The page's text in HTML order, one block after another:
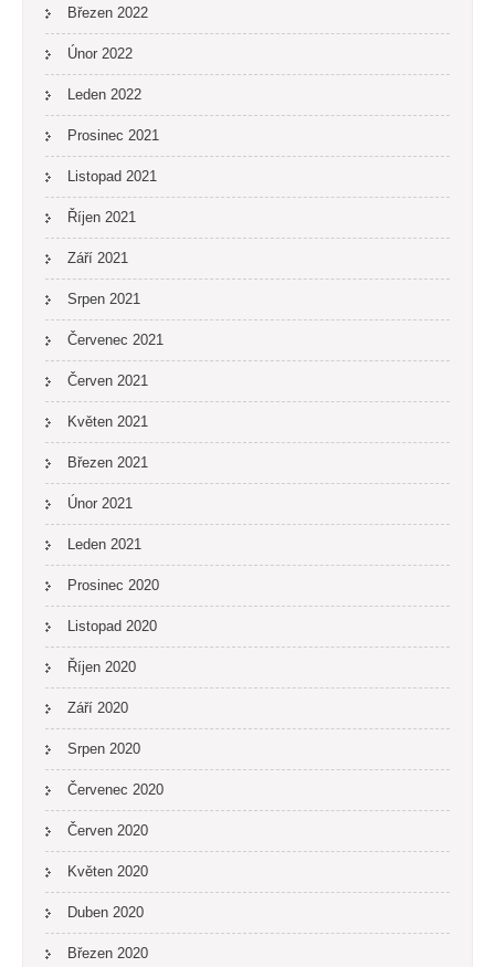
Březen 2022
Únor 2022
Leden 2022
Prosinec 2021
Listopad 2021
Říjen 2021
Září 2021
Srpen 2021
Červenec 2021
Červen 2021
Květen 2021
Březen 2021
Únor 2021
Leden 2021
Prosinec 2020
Listopad 2020
Říjen 2020
Září 2020
Srpen 2020
Červenec 2020
Červen 2020
Květen 2020
Duben 2020
Březen 2020